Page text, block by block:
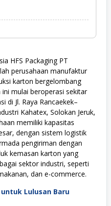
HFS Packaging PT
perusahaan manufaktur
karton bergelombang
mulai beroperasi sekitar
di Jl. Raya Rancaekek–
Kahatex, Solokan Jeruk,
memiliki kapasitas
dengan sistem logistik
pengiriman dengan
kemasan karton yang
sektor industri, seperti
dan e-commerce.
Lulusan Baru